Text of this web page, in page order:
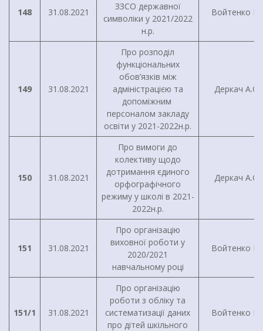
148 31.08.2021
ЗЗСО державної
символіки у 2021/2022
н.р.
Войтенко І.Г.
149 31.08.2021
Про розподіл
функціональних
обов’язків між
адміністрацією та
допоміжним
персоналом закладу
освіти у 2021-2022н.р.
Деркач А.О.
150 31.08.2021
Про вимоги до
колективу щодо
дотримання єдиного
орфографічного
режиму у школі в 2021-
2022н.р.
Деркач А.О.
151 31.08.2021
Про організацію
виховної роботи у
2020/2021
навчальному році
Войтенко І.Г.
151/1 31.08.2021
Про організацію
роботи з обліку та
систематизації даних
про дітей шкільного
Войтенко І.Г.